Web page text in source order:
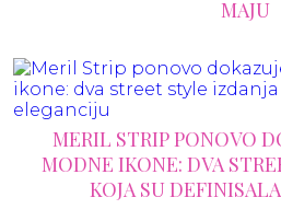
MAJU
MERIL STRIP PONOVO
MODNE IKONE: DVA
KOJA SU